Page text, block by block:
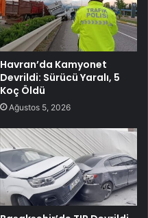
Havran’da Kamyonet
Devrildi: Sürücü Yaralı, 5
Koç Öldü
Ağustos 5, 2026